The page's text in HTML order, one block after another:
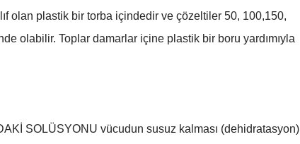
olan plastik bir torba içindedir ve çözeltiler 50, 100,150,
olabilir. Toplar damarlar içine plastik bir boru yardımıyla
SOLÜSYONU vücudun susuz kalması (dehidratasyon)